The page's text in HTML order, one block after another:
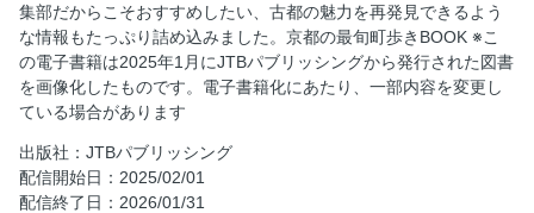
今、行きたいKYOTO決定版！／社寺さんぽ／京の名庭／花
手水
今、行きたいKYOTO決定版！／社寺さんぽ／桜＆紅葉
今、行きたいKYOTO決定版！／社寺さんぽ／御利益スポッ
今、行きたいKYOTO決定版！／社寺さんぽ／お守り＆おみ
くじセレクション
集部だからこそおすすめしたい、古都の魅力を再発見できるよう
な情報もたっぷり詰め込みました。京都の最旬町歩きBOOK ※こ
の電子書籍は2025年1月にJTBパブリッシングから発行された図書
を画像化したものです。電子書籍化にあたり、一部内容を変更し
ている場合があります
出版社：JTBパブリッシング
配信開始日：2025/02/01
配信終了日：2026/01/31